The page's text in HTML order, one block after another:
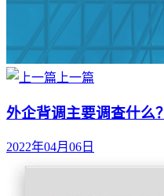
上一篇
外企背调主要调查什么？
2022年04月06日